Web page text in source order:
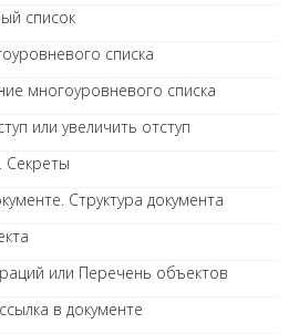
список
списка
многоуровневого списка
или увеличить отступ
Секреты
Структура документа
или Перечень объектов
в документе